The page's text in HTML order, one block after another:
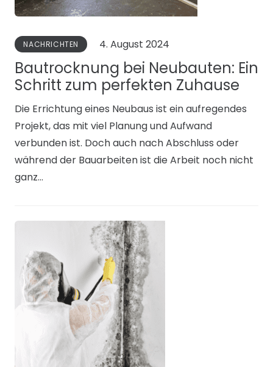
NACHRICHTEN 4. August 2024
Bautrocknung bei Neubauten: Ein
Schritt zum perfekten Zuhause
Die Errichtung eines Neubaus ist ein aufregendes
Projekt, das mit viel Planung und Aufwand
verbunden ist. Doch auch nach Abschluss oder
während der Bauarbeiten ist die Arbeit noch nicht
ganz…